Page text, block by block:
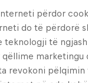
përdor
do të përdorë
teknologji të
marketingu
revokoni